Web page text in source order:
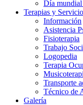
Día
Terapias y
Información
Asistencia
Fisioterapia
Trabajo
Logopedia
Terapia
Transporte
Técnico de
Galería